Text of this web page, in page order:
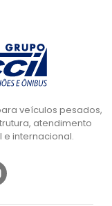
veículos pesados,
atendimento
internacional.